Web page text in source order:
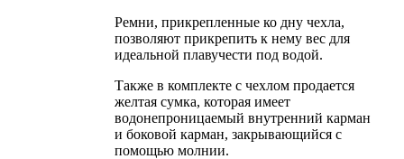
Ремни, прикрепленные ко дну чехла,
позволяют прикрепить к нему вес для
идеальной плавучести под водой.
Также в комплекте с чехлом продается
желтая сумка, которая имеет
водонепроницаемый внутренний карман
и боковой карман, закрывающийся с
помощью молнии.